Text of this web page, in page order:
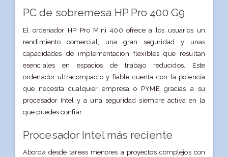
PC de sobremesa HP Pro 400 G9
El ordenador HP Pro Mini 400 ofrece a los usuarios un
rendimiento comercial, una gran seguridad y unas
capacidades de implementación flexibles que resultan
esenciales en espacios de trabajo reducidos. Este
ordenador ultracompacto y fiable cuenta con la potencia
que necesita cualquier empresa o PYME gracias a su
procesador Intel y a una seguridad siempre activa en la
que puedes confiar.
Procesador Intel más reciente
Aborda desde tareas menores a proyectos complejos con